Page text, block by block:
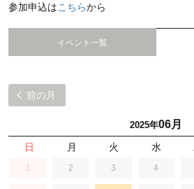
参加申込はこちらから
イベント一覧
前の月
2025年06月
日 月 火 水
1 2 3 4